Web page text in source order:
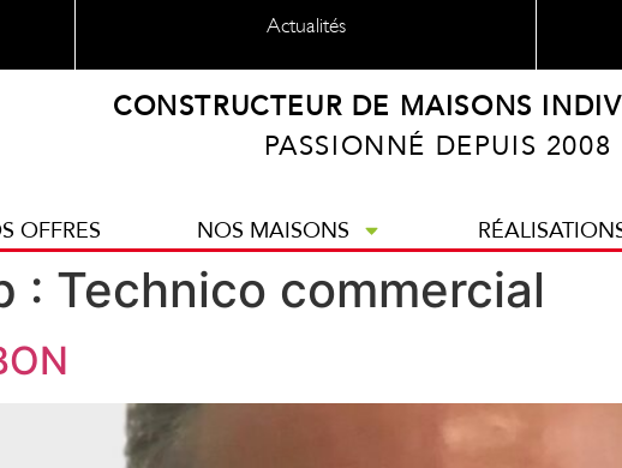
Actualités
CONSTRUCTEUR DE MAISONS
PASSIONNÉ DEPUIS 2008
OFFRES NOS MAISONS
: Technico commercial